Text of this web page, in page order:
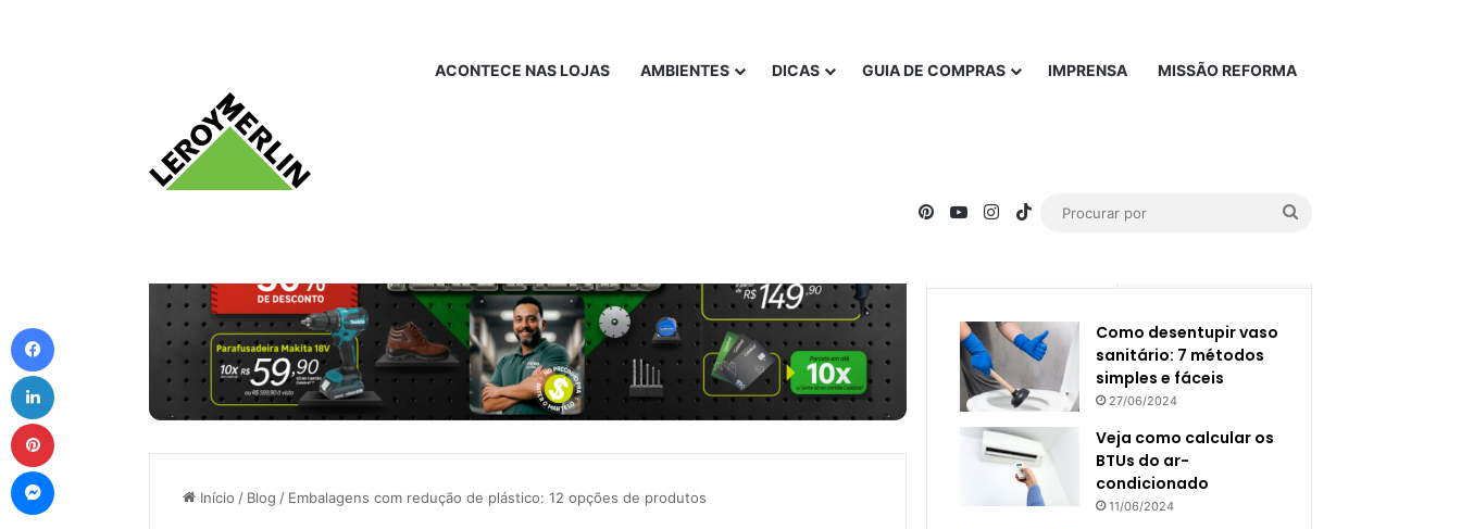
ACONTECE NAS LOJAS AMBIENTES DICAS GUIA DE COMPRAS IMPRENSA MISSÃO REFORMA
PinterestYouTubeInstagram
TikTok
Início / Blog / Embalagens com redução de plástico: 12 opções de produtos
Como desentupir vaso
sanitário: 7 métodos
simples e fáceis
27/06/2024
Veja como calcular os
BTUs do ar-
condicionado
11/06/2024